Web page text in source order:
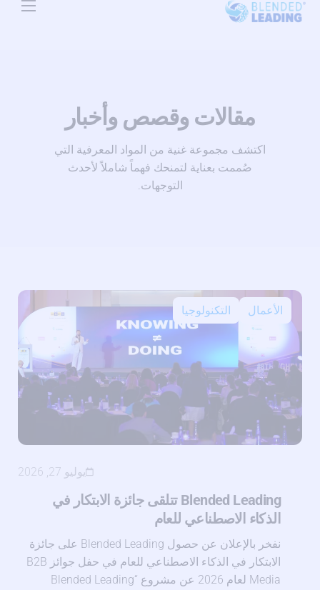
مقالات وقصص وأخبار
اكتشف مجموعة غنية من المواد المعرفية التي
صُممت بعناية لتمنحك فهماً شاملاً لأحدث
التوجهات.
الأعمال التكنولوجيا
يوليو 27, 2026
Blended Leading تتلقى جائزة الابتكار في
الذكاء الاصطناعي للعام
نفخر بالإعلان عن حصول Blended Leading على جائزة
الابتكار في الذكاء الاصطناعي للعام في حفل جوائز B2B
Media لعام 2026 عن مشروع “Blended Leading